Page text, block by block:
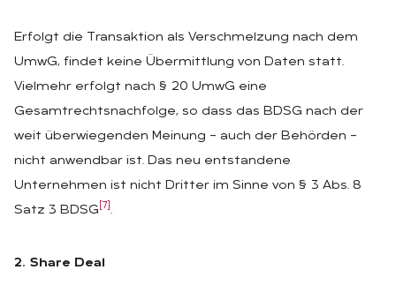
Erfolgt die Transaktion als Verschmelzung nach dem
UmwG, findet keine Übermittlung von Daten statt.
Vielmehr erfolgt nach § 20 UmwG eine
Gesamtrechtsnachfolge, so dass das BDSG nach der
weit überwiegenden Meinung – auch der Behörden –
nicht anwendbar ist. Das neu entstandene
Unternehmen ist nicht Dritter im Sinne von § 3 Abs. 8
Satz 3 BDSG [7] .
2. Share Deal